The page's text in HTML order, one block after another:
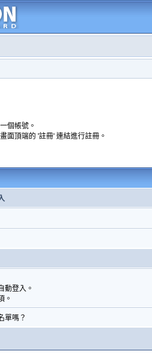
個帳號。
面頂端的 '註冊' 連結進行註冊。
動登入。
。
單嗎？